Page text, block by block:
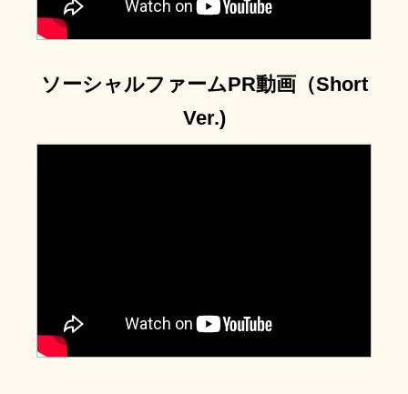
ソーシャルファームPR動画（Short
Ver.)